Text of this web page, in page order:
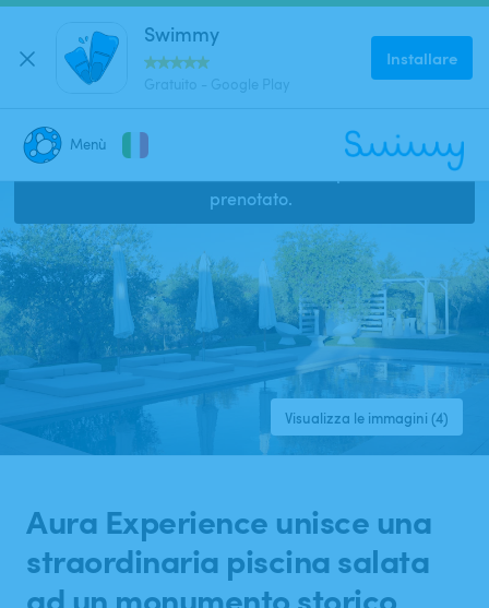
Swimmy
Installare
Menù
Dove stai cercando una piscina?
Dove?
Quando?
Data
prenotato.
Visualizza le immagini (4)
Aura Experience unisce una
straordinaria piscina salata
ad un monumentostorico